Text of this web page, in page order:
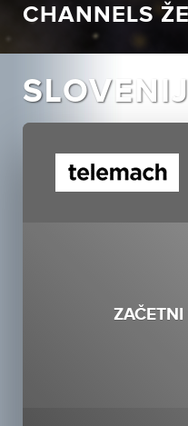
CHANNELS
ZAČETNI